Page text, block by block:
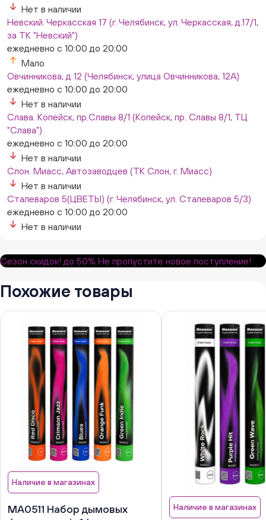
Нет в наличии
Невский. Черкасская 17 (г. Челябинск, ул. Черкасская, д.17/1,
за ТК "Невский")
ежедневно с 10:00 до 20:00
Мало
Овчинникова, д 12 (Челябинск, улица Овчинникова, 12А)
ежедневно с 10:00 до 20:00
Нет в наличии
Слава. Копейск, пр.Славы 8/1 (Копейск, пр. Славы 8/1, ТЦ
"Слава")
ежедневно с 10:00 до 20:00
Нет в наличии
Слон. Миасс, Автозаводцев (ТК Слон, г. Миасс)
Нет в наличии
Сталеваров 5(ЦВЕТЫ) (г. Челябинск, ул. Сталеваров 5/3)
ежедневно с 10:00 до 20:00
Нет в наличии
Сезон скидок! до 50% Не пропустите новое поступление!
Похожие товары
Наличие в магазинах
MA0511 Набор дымовых
Наличие в магазинах